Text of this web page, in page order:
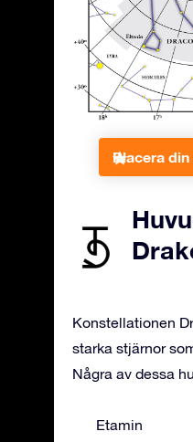
Placera
Konstellationen
starka stjärnor
Några av dessa
Etamin